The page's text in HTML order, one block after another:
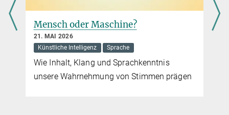
Mensch oder Maschine?
21. MAI 2026
Künstliche Intelligenz
Sprache
Wie Inhalt, Klang und Sprachkenntnis
unsere Wahrnehmung von Stimmen prägen